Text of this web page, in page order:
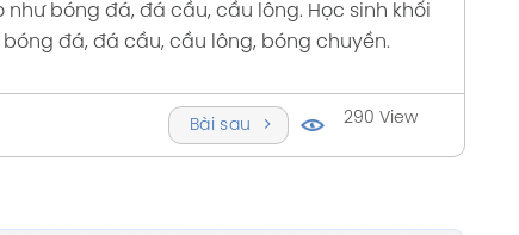
như bóng đá, đá cầu, cầu lông. Học sinh khối
đá, đá cầu, cầu lông, bóng chuyền.
Bài sau 290 View